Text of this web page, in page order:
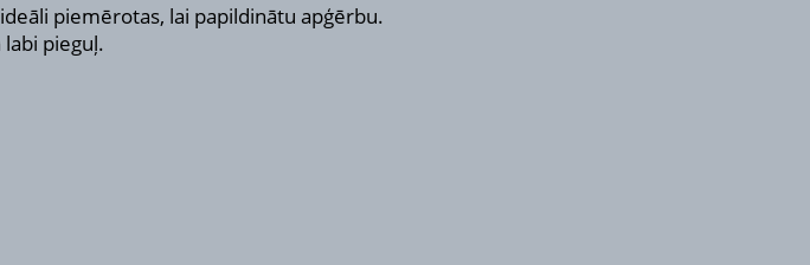
piemērotas, lai papildinātu apģērbu.
pieguļ.